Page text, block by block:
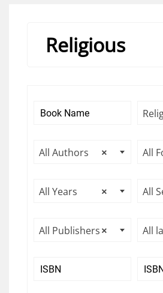
Religious
×
All Authors All
×
All Years All
×
All Publishers All